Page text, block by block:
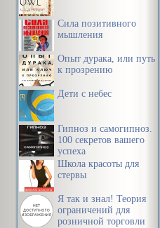
Сила позитивного
мышления
Опыт дурака, или путь
к прозрению
Дети с небес
Гипноз и самогипноз.
100 секретов вашего
успеха
Школа красоты для
стервы
Я так и знал! Теория
ограничений для
розничной торговли